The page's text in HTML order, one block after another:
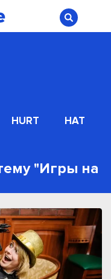
HURT
HAT
"Игры на